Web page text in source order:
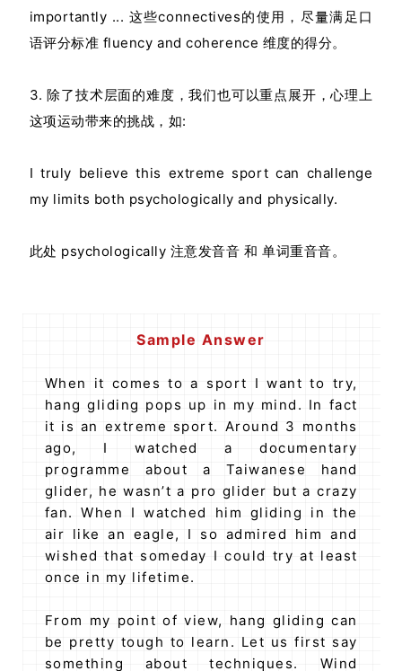
importantly ... 这些connectives的使 用， 尽量满足 口
语评分标准 fluency and coherence 维度的得分。
3. 除了技术层⾯的难度，我们也可以重点展开，心理上
这项运动带来的挑战，如:
I truly believe this extreme sport can challenge
my limits both psychologically and physically.
此处 psychologically 注意发⾳音 和 单词重⾳音。
Sample Answer
When it comes to a sport I want to try,
hang gliding pops up in my mind. In fact
it is an extreme sport. Around 3 months
ago, I watched a documentary
programme about a Taiwanese hand
glider, he wasn’t a pro glider but a crazy
fan. When I watched him gliding in the
air like an eagle, I so admired him and
wished that someday I could try at least
once in my lifetime.
From my point of view, hang gliding can
be pretty tough to learn. Let us first say
something about techniques. Wind